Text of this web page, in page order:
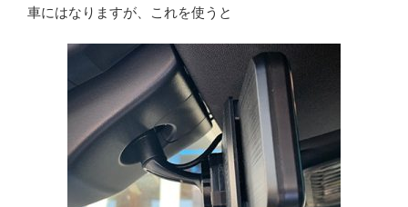
車にはなりますが、これを使うと